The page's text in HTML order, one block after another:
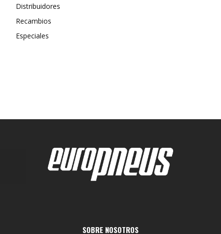
Distribuidores
Recambios
Especiales
SOBRE NOSOTROS